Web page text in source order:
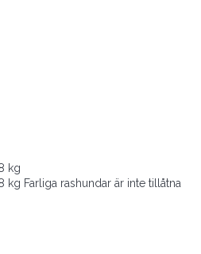
kg
kg Farliga rashundar är inte tillåtna